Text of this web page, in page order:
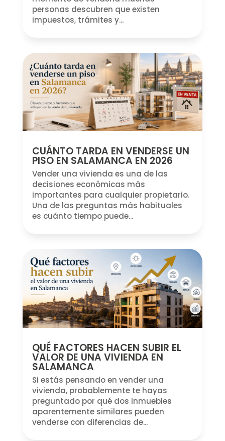
personas descubren que existen
impuestos, trámites y...
CUÁNTO TARDA EN VENDERSE UN
PISO EN SALAMANCA EN 2026
Vender una vivienda es una de las
decisiones económicas más
importantes para cualquier propietario.
Una de las preguntas más habituales
es cuánto tiempo puede...
QUÉ FACTORES HACEN SUBIR EL
VALOR DE UNA VIVIENDA EN
SALAMANCA
Si estás pensando en vender una
vivienda, probablemente te hayas
preguntado por qué dos inmuebles
aparentemente similares pueden
venderse con diferencias de...